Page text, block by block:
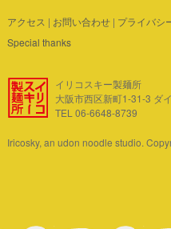
アクセス | お問い合わせ| プライバシ
Special thanks
イリコスキー製麺所
大阪市西区新町1-31-3 ダ
TEL 06-6648-8739
Iricosky, an udon noodle studio.